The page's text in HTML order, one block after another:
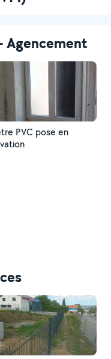
Agencement
PVC pose en